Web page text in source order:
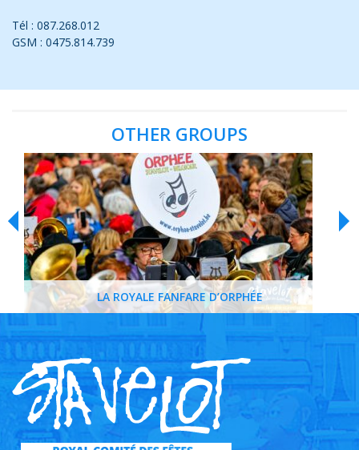
Tél : 087.268.012
GSM : 0475.814.739
OTHER GROUPS
LA ROYALE FANFARE D’ORPHÉE